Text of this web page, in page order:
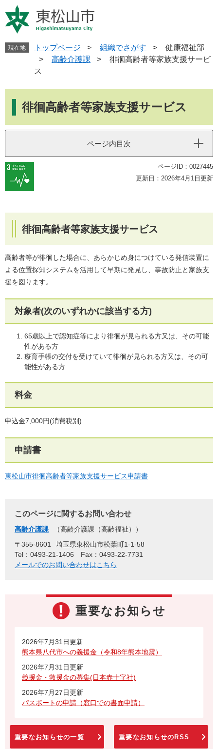
ー
ジ
ニ
ュ
現在地 トップページ > 組織でさがす >
健康福祉部
>
高齢介護課 >
徘徊高齢者等家族支援サービ
ス
徘徊高齢者等家族支援サービス
ページ内目次
ページID：0027445
更新日：2026年4月1日更新
徘徊高齢者等家族支援サービス
高齢者等が徘徊した場合に、あらかじめ身につけている発信装置に
よる位置探知システムを活用して早期に発見し、事故防止と家族支
援を図ります。
対象者(次のいずれかに該当する方)
65歳以上で認知症等により徘徊が見られる方又は、その可能
性がある方
療育手帳の交付を受けていて徘徊が見られる方又は、その可
能性がある方
料金
申込金7,000円(消費税別)
申請書
東松山市徘徊高齢者等家族支援サービス申請書
このページに関するお問い合わせ
高齢介護課
高齢介護課（高齢福祉）
〒355-8601
埼玉県東松山市松葉町1-1-58
Tel：0493-21-1406
Fax：0493-22-7731
メールでのお問い合わせはこちら
重要なお知らせ
2026年7月31日更新
熊本県八代市への義援金（令和8年熊本地震）
2026年7月31日更新
義援金・救援金の募集(日本赤十字社)
2026年7月27日更新
パスポートの申請（窓口での書面申請）
重要なお知らせの一覧 重要なお知らせのRSS